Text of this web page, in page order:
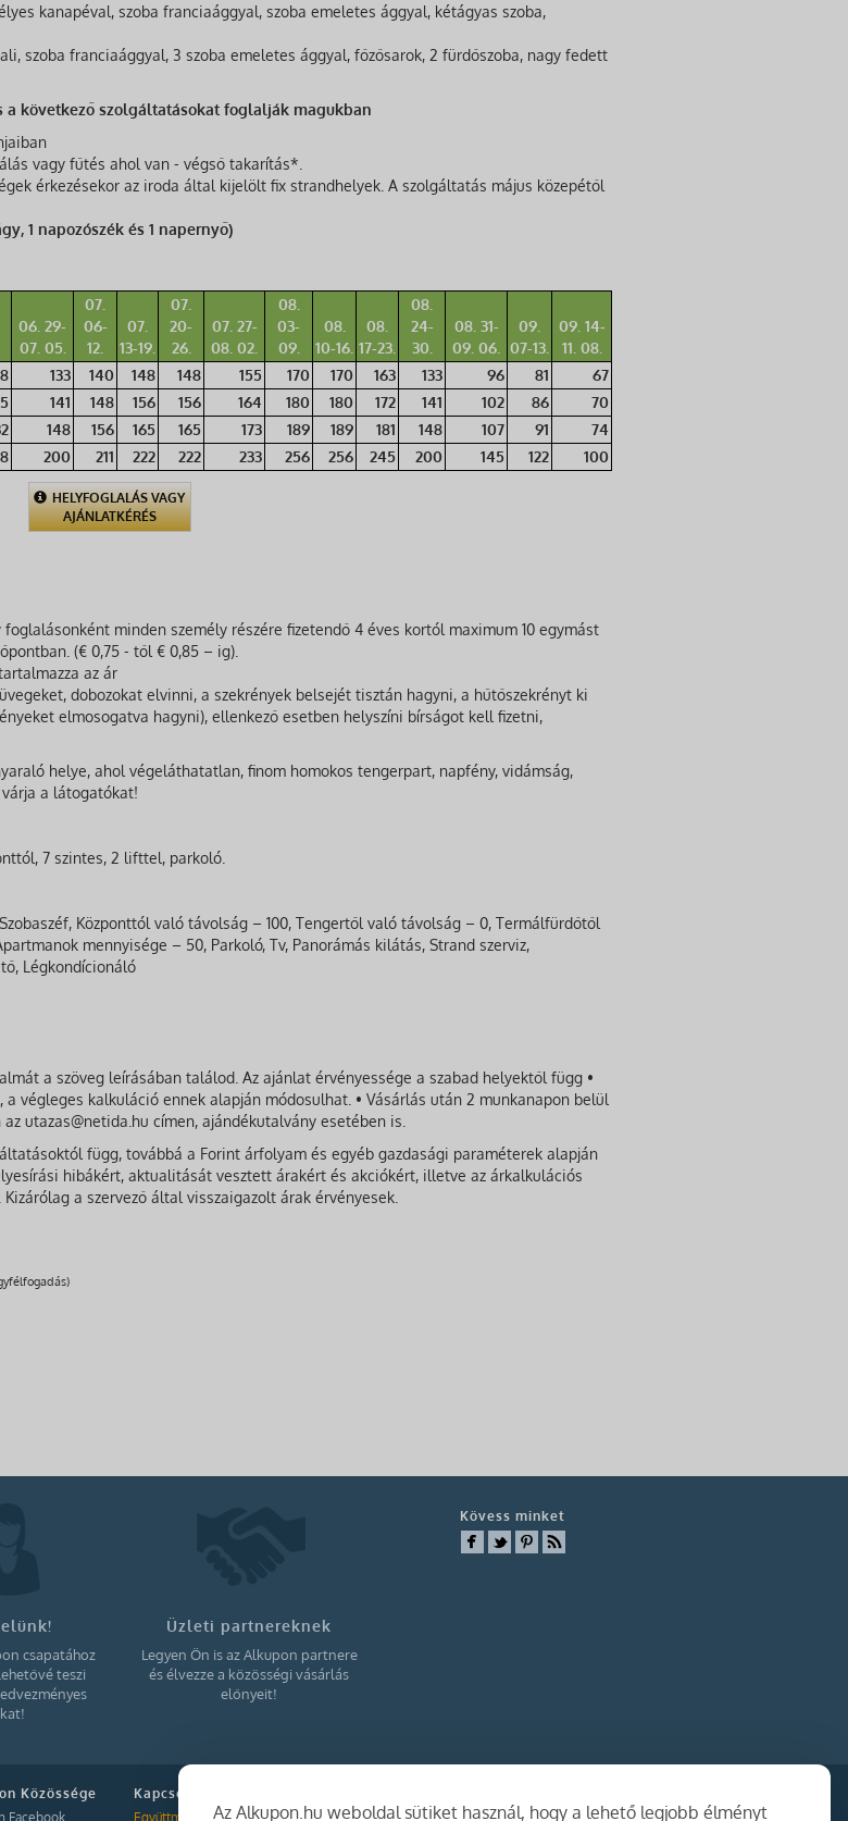
Az Alkupon.hu weboldal sütiket használ, hogy a lehető legjobb élményt
kanapéval, szoba franciaággyal, szoba emeletes ággyal, kétágyas szoba,
szoba franciaággyal, 3 szoba emeletes ággyal, főzősarok, 2 fürdőszoba, nagy fedett
a következő szolgáltatásokat foglalják magukban
vagy fűtés ahol van - végső takarítás*.
érkezésekor az iroda által kijelölt fix strandhelyek. A szolgáltatás május közepétől
1 napozószék és 1 napernyő)
06. 29-
07. 05.
07.
06-
12.
07.
13-19.
07.
20-
26.
07. 27-
08. 02.
08.
03-
09.
08.
10-16.
08.
17-23.
08.
24-
30.
08. 31-
09. 06.
09.
07-13.
09. 14-
11. 08.
133 140 148 148 155 170 170 163 133 96 81
67
141 148 156 156 164 180 180 172 141 102 86
70
148 156 165 165 173 189 189 181 148 107 91
74
200 211 222 222 233 256 256 245 200 145 122 100
HELYFOGLALÁS VAGY
AJÁNLATKÉRÉS
minden személy részére fizetendő 4 éves kortól maximum 10 egymást
(€ 0,75 - től € 0,85 – ig).
az ár
dobozokat elvinni, a szekrények belsejét tisztán hagyni, a hűtőszekrényt ki
elmosogatva hagyni), ellenkező esetben helyszíni bírságot kell fizetni,
helye, ahol végeláthatatlan, finom homokos tengerpart, napfény, vidámság,
a látogatókat!
7 szintes, 2 lifttel, parkoló.
Központtól való távolság – 100, Tengertől való távolság – 0, Termálfürdőtől
mennyisége – 50, Parkoló, Tv, Panorámás kilátás, Strand szerviz,
Légkondícionáló
a szöveg leírásában találod. Az ajánlat érvényessége a szabad helyektől függ •
végleges kalkuláció ennek alapján módosulhat. • Vásárlás után 2 munkanapon belül
utazas@netida.hu címen, ajándékutalvány esetében is.
függ, továbbá a Forint árfolyam és egyéb gazdasági paraméterek alapján
hibákért, aktualitását vesztett árakért és akciókért, illetve az árkalkulációs
a szervező által visszaigazolt árak érvényesek.
csapatához
teszi
Üzleti partnereknek
Legyen Ön is az Alkupon partnere
és élvezze a közösségi vásárlás
előnyeit!
Kövess minket
Közössége
Facebook
Kapcsolat
Együttműködés